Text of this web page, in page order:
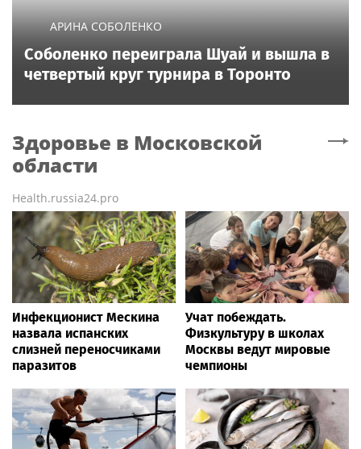
АРИНА СОБОЛЕНКО
Соболенко переиграла Шуай и вышла в
четвертый круг турнира в Торонто
Здоровье в Московской
области
Health.russia24.pro
Инфекционист Мескина
назвала испанских
слизней переносчиками
паразитов
Учат побеждать.
Физкультуру в школах
Москвы ведут мировые
чемпионы